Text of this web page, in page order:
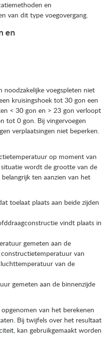
en
van dit type voegovergang.
en
voegspleten niet
kruisingshoek tot 30 gon een
< 30 gon en > 23 gon verloopt
tot 0 gon. Bij vingervoegen
verplaatsingen niet beperken.
op moment van
situatie wordt de grootte van de
ten aanzien van het
toelaat plaats aan beide zijden
vindt plaats in
gemeten aan de
van
van de
gemeten aan de binnenzijde
van het berekenen
Bij twijfels over het resultaat
kan gebruikgemaakt worden